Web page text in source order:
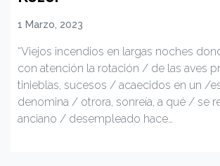
1 Marzo, 2023
“Viejos incendios en largas noches
con atención la rotación / de las aves
tinieblas, sucesos / acaecidos en un /
denomina / otrora, sonreía, a qué / se
anciano / desempleado hace…